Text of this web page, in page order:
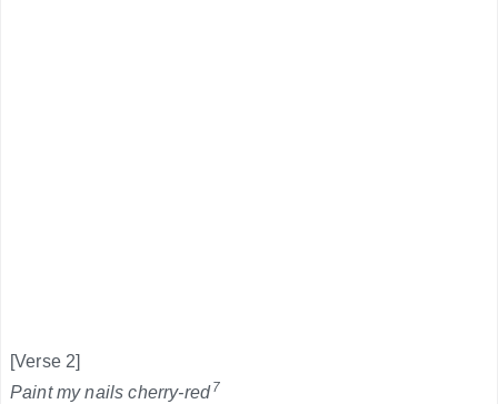
[Verse 2]
Paint my nails cherry-red 7